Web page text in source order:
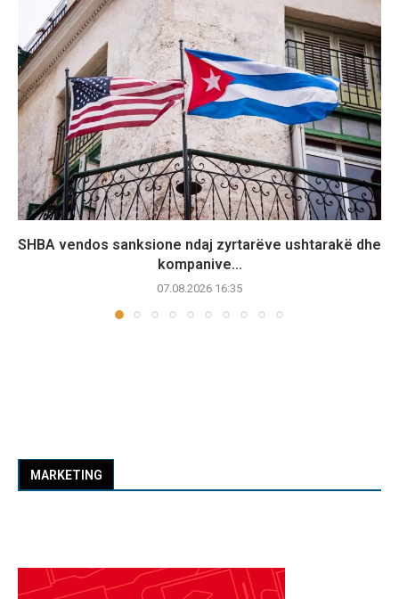
SHBA vendos sanksione ndaj zyrtarëve ushtarakë dhe
kompanive...
07.08.2026 16:35
MARKETING